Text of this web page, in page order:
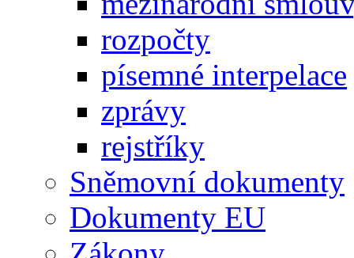
rozpočty
písemné interpelace
zprávy
rejstříky
Sněmovní dokumenty
Dokumenty EU